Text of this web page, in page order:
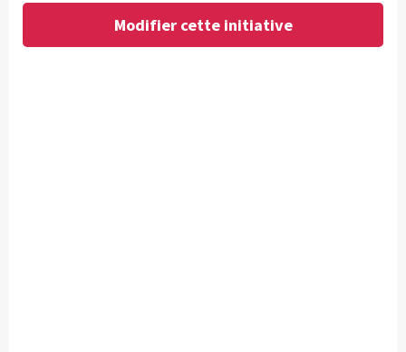
Modifier cette initiative